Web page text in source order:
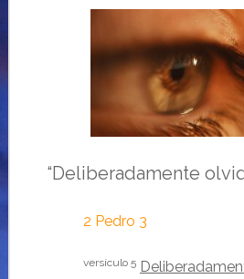
“Deliberadamente
2 Pedro 3
versículo 5